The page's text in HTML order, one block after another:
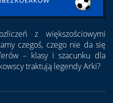
z większościowymi
czegoś, czego nie da się
– klasy i szacunku dla
traktują legendy Arki?